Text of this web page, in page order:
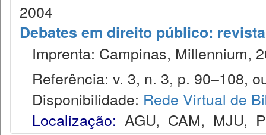
2004
Debates em direito público:
Imprenta: Campinas, Millennium,
Referência: v. 3, n. 3, p. 90–108,
Disponibilidade: Rede Virtual de
Localização: AGU, CAM, MJU,